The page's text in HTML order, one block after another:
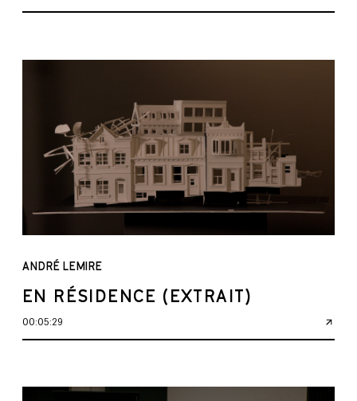
ANDRÉ LEMIRE
EN RÉSIDENCE (EXTRAIT)
00:05:29